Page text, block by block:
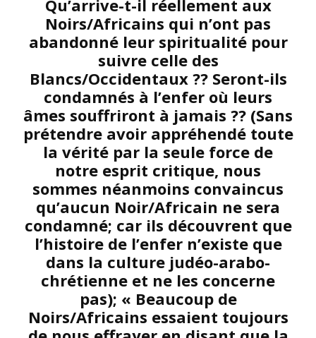
Qu’arrive-t-il réellement aux
Noirs/Africains qui n’ont pas
abandonné leur spiritualité pour
suivre celle des
Blancs/Occidentaux ?? Seront-ils
condamnés à l’enfer où leurs
âmes souffriront à jamais ?? (Sans
prétendre avoir appréhendé toute
la vérité par la seule force de
notre esprit critique, nous
sommes néanmoins convaincus
qu’aucun Noir/Africain ne sera
condamné; car ils découvrent que
l’histoire de l’enfer n’existe que
dans la culture judéo-arabo-
chrétienne et ne les concerne
pas); « Beaucoup de
Noirs/Africains essaient toujours